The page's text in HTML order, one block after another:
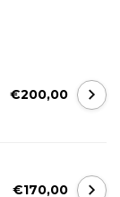
€200,00
€170,00